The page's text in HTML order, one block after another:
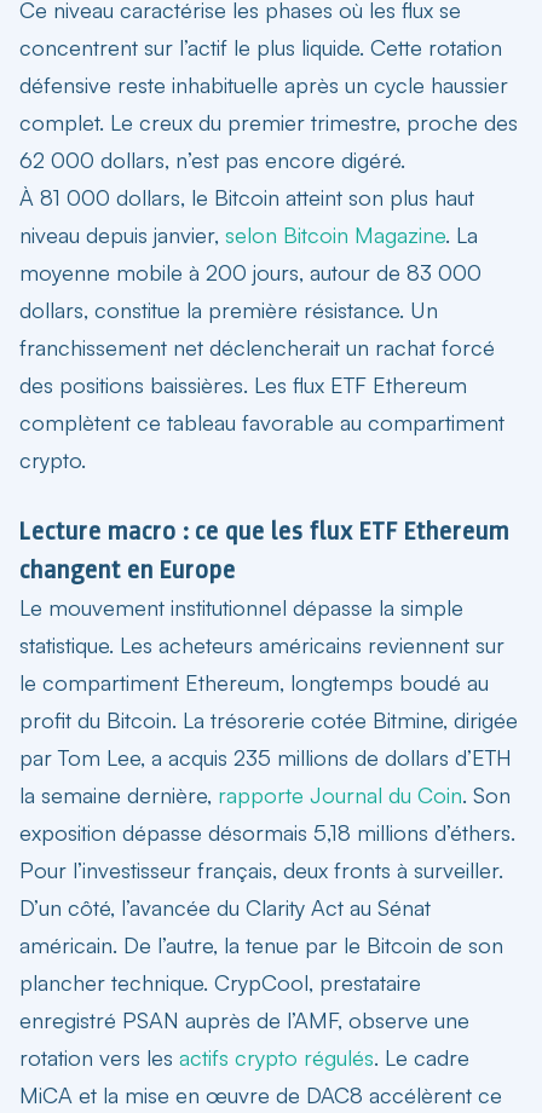
Ce niveau caractérise les phases où les flux se
concentrent sur l’actif le plus liquide. Cette rotation
défensive reste inhabituelle après un cycle haussier
complet. Le creux du premier trimestre, proche des
62 000 dollars, n’est pas encore digéré.
À 81 000 dollars, le Bitcoin atteint son plus haut
niveau depuis janvier, selon Bitcoin Magazine. La
moyenne mobile à 200 jours, autour de 83 000
dollars, constitue la première résistance. Un
franchissement net déclencherait un rachat forcé
des positions baissières. Les flux ETF Ethereum
complètent ce tableau favorable au compartiment
crypto.
Lecture macro : ce que les flux ETF Ethereum
changent en Europe
Le mouvement institutionnel dépasse la simple
statistique. Les acheteurs américains reviennent sur
le compartiment Ethereum, longtemps boudé au
profit du Bitcoin. La trésorerie cotée Bitmine, dirigée
par Tom Lee, a acquis 235 millions de dollars d’ETH
la semaine dernière, rapporte Journal du Coin. Son
exposition dépasse désormais 5,18 millions d’éthers.
Pour l’investisseur français, deux fronts à surveiller.
D’un côté, l’avancée du Clarity Act au Sénat
américain. De l’autre, la tenue par le Bitcoin de son
plancher technique. CrypCool, prestataire
enregistré PSAN auprès de l’AMF, observe une
rotation vers les actifs crypto régulés. Le cadre
MiCA et la mise en œuvre de DAC8 accélèrent ce